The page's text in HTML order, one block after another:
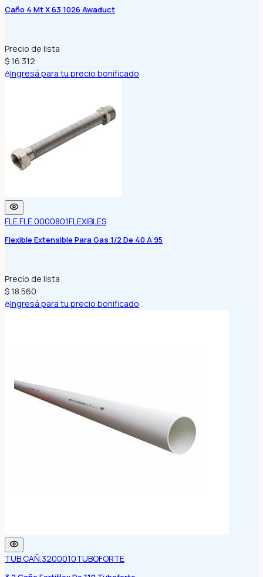
Caño 4 Mt X 63 1026 Awaduct
Precio de lista
$ 16.312
Ingresá para tu precio bonificado
FLE.FLE.0000801FLEXIBLES
Flexible Extensible Para Gas 1/2 De 40 A 95
Precio de lista
$ 18.560
Ingresá para tu precio bonificado
TUB.CAÑ.3200010TUBOFORTE